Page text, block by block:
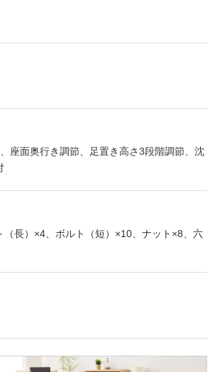
座面奥行き調節、足置き高さ3段階調節、沈
（長）×4、ボルト（短）×10、ナット×8、六